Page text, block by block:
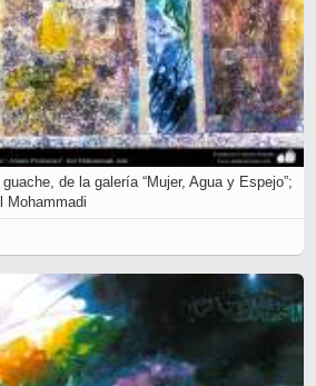
de la galería “Mujer, Agua y Espejo”;
Mohammadi